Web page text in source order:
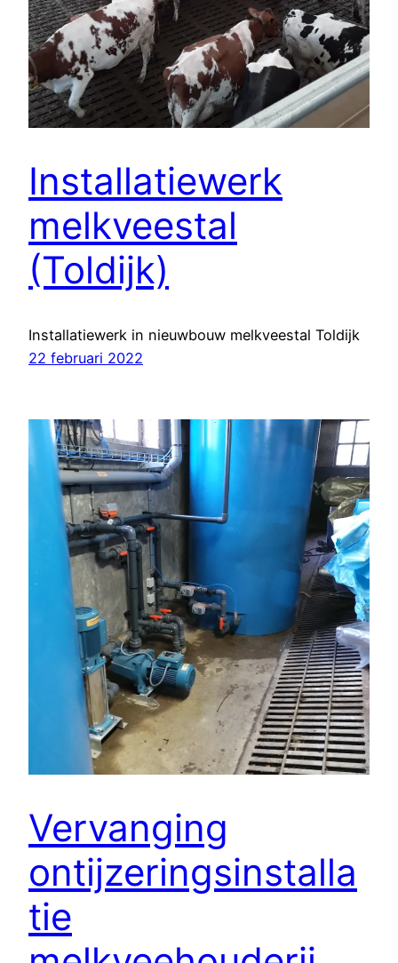
Installatiewerk
melkveestal
(Toldijk)
Installatiewerk in nieuwbouw melkveestal Toldijk
22 februari 2022
Vervanging
ontijzeringsinstalla
tie